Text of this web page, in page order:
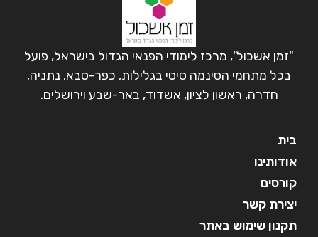
"זמן אשכול", מרכז לימודי הפנאי הגדול בישראל, פועל
בכל מתחמי הסינמה סיטי בגלילות, כפר-סבא, נתניה,
חדרה, ראשון לציון, אשדוד, באר-שבע וירושלים.
בית
אודותינו
קורסים
יצירת קשר
תקנון שימוש באתר